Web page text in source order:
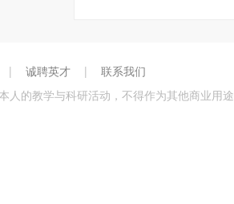
| 诚聘英才 |
联系我们
人的教学与科研活动，不得作为其他商业用